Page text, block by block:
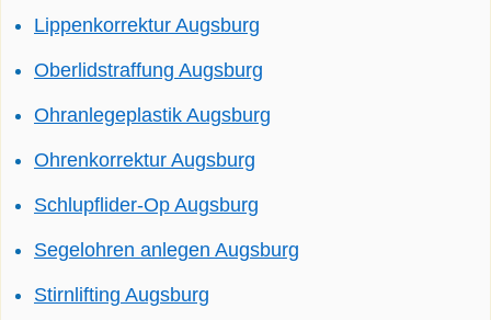
Lippenkorrektur Augsburg
Oberlidstraffung Augsburg
Ohranlegeplastik Augsburg
Ohrenkorrektur Augsburg
Schlupflider-Op Augsburg
Segelohren anlegen Augsburg
Stirnlifting Augsburg